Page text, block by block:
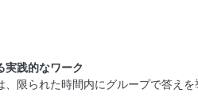
実践的なワーク
限られた時間内にグループで答え